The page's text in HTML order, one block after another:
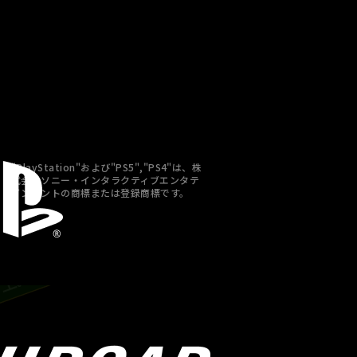
"PlayStation"および"PS5","PS4"は、株
式会社ソニー・インタラクティブエンタテ
インメントの商標または登録商標です。